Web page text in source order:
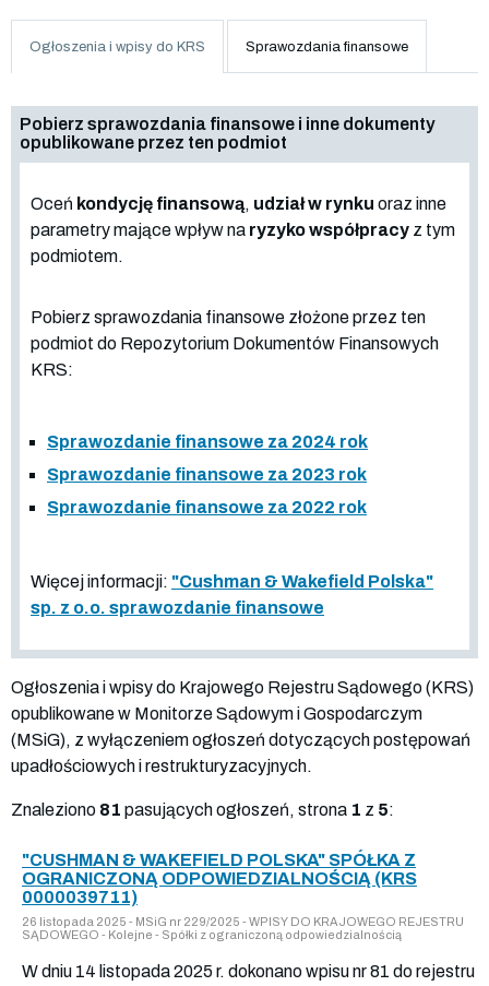
Ogłoszenia i wpisy do KRS Sprawozdania finansowe
Pobierz sprawozdania finansowe i inne dokumenty
opublikowane przez ten podmiot
Oceń kondycję finansową, udział w rynku oraz inne
parametry mające wpływ na ryzyko współpracy z tym
podmiotem.
Pobierz sprawozdania finansowe złożone przez ten
podmiot do Repozytorium Dokumentów Finansowych
KRS:
Sprawozdanie finansowe za 2024 rok
Sprawozdanie finansowe za 2023 rok
Sprawozdanie finansowe za 2022 rok
Więcej informacji: "Cushman & Wakefield Polska"
sp. z o.o. sprawozdanie finansowe
Ogłoszenia i wpisy do Krajowego Rejestru Sądowego (KRS)
opublikowane w Monitorze Sądowym i Gospodarczym
(MSiG), z wyłączeniem ogłoszeń dotyczących postępowań
upadłościowych i restrukturyzacyjnych.
Znaleziono 81 pasujących ogłoszeń, strona 1 z 5:
"CUSHMAN & WAKEFIELD POLSKA" SPÓŁKA Z
OGRANICZONĄ ODPOWIEDZIALNOŚCIĄ (KRS
0000039711)
26 listopada 2025 - MSiG nr 229/2025 - WPISY DO KRAJOWEGO REJESTRU
SĄDOWEGO - Kolejne - Spółki z ograniczoną odpowiedzialnością
W dniu 14 listopada 2025 r. dokonano wpisu nr 81 do rejestru